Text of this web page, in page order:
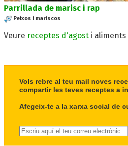
Parrillada de marisc i rap
Peixos i mariscos
Veure receptes d'agost i
Vols rebre al teu mail noves
compartir les teves receptes a
Afegeix-te a la xarxa social de